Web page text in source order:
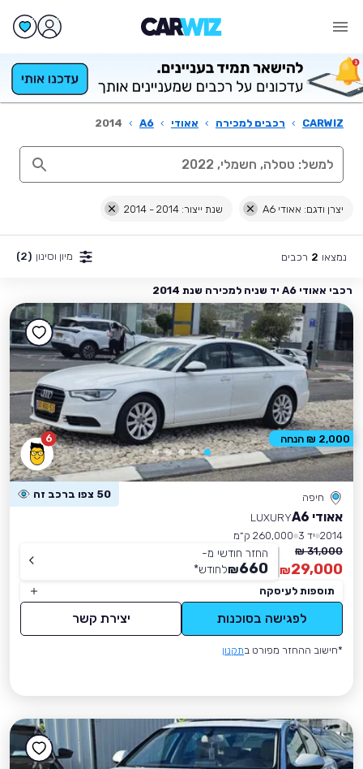
CARWIZ
› רכבים למכירה › אאודי ›
A6
›
2014
יצרן ודגם: אאודי A6 שנת ייצור: 2014 - 2014
נמצאו 2 רכבים מיון וסינון (2)
רכבי אאודי A6 יד שניה למכירה שנת 2014
6
חיפה 50 צפו ברכב זה
אאודי A6
LUXURY
2014 יד 3
260,000 ק״מ
31,000 ₪
29,000
₪
החזר חודשי מ-
660
₪לחודש*
תוספות לעיסקה
לפגישה בסוכנות יצירת קשר
*חישוב ההחזר מפורט בתקנון
2,000 ₪ הנחה